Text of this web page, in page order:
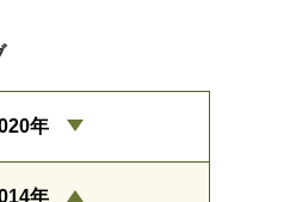
年
年